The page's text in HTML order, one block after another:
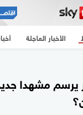
الأخبار العاجلة
يرسم مشهدا